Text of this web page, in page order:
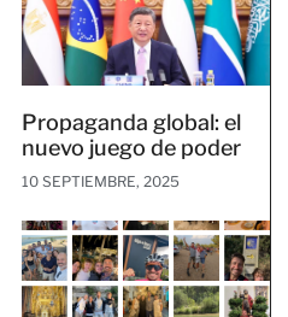
Propaganda global: el
nuevo juego de poder
10 SEPTIEMBRE, 2025